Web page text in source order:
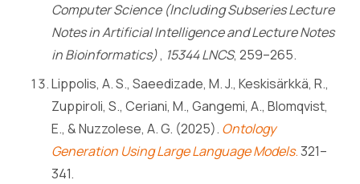
Computer Science (Including Subseries Lecture
Notes in Artificial Intelligence and Lecture Notes
in Bioinformatics), 15344 LNCS, 259–265.
Lippolis, A. S., Saeedizade, M. J., Keskisärkkä, R.,
Zuppiroli, S., Ceriani, M., Gangemi, A., Blomqvist,
E., & Nuzzolese, A. G. (2025). Ontology
Generation Using Large Language Models.321–
341.